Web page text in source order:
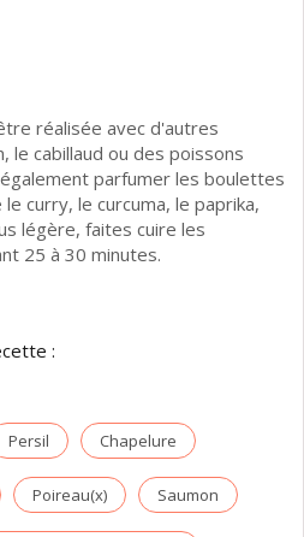
réalisée avec d'autres
le cabillaud ou des poissons
parfumer les boulettes
curry, le curcuma, le paprika,
légère, faites cuire les
25 à 30 minutes.
:
Persil Chapelure
Poireau(x) Saumon